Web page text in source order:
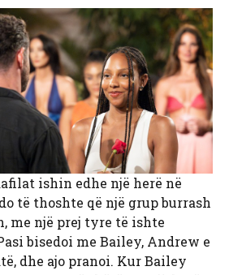
ishin edhe një herë në
të thoshte që një grup burrash
me një prej tyre të ishte
bisedoi me Bailey, Andrew e
dhe ajo pranoi. Kur Bailey